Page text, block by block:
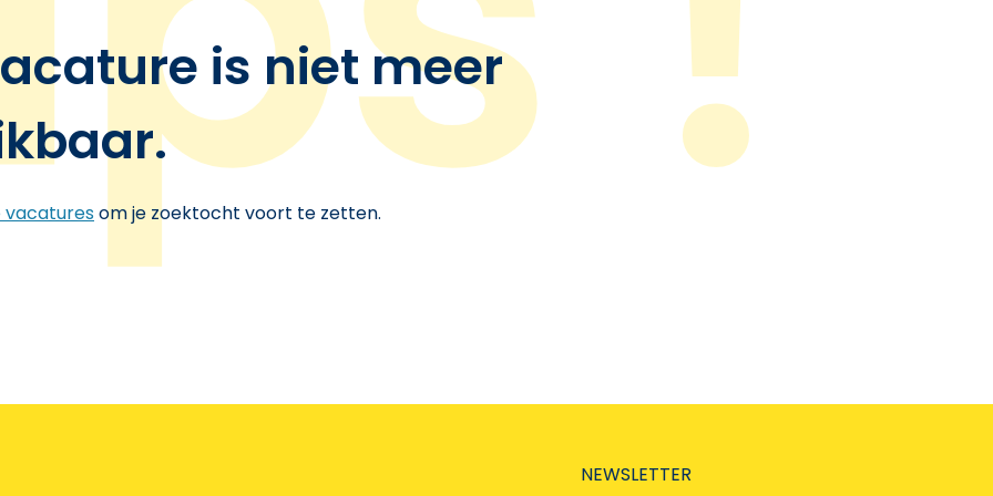
is niet meer
vacaturesom je zoektocht voort te zetten.
NEWSLETTER